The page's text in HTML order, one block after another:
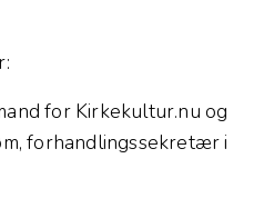
for Kirkekultur.nu og
forhandlingssekretær i